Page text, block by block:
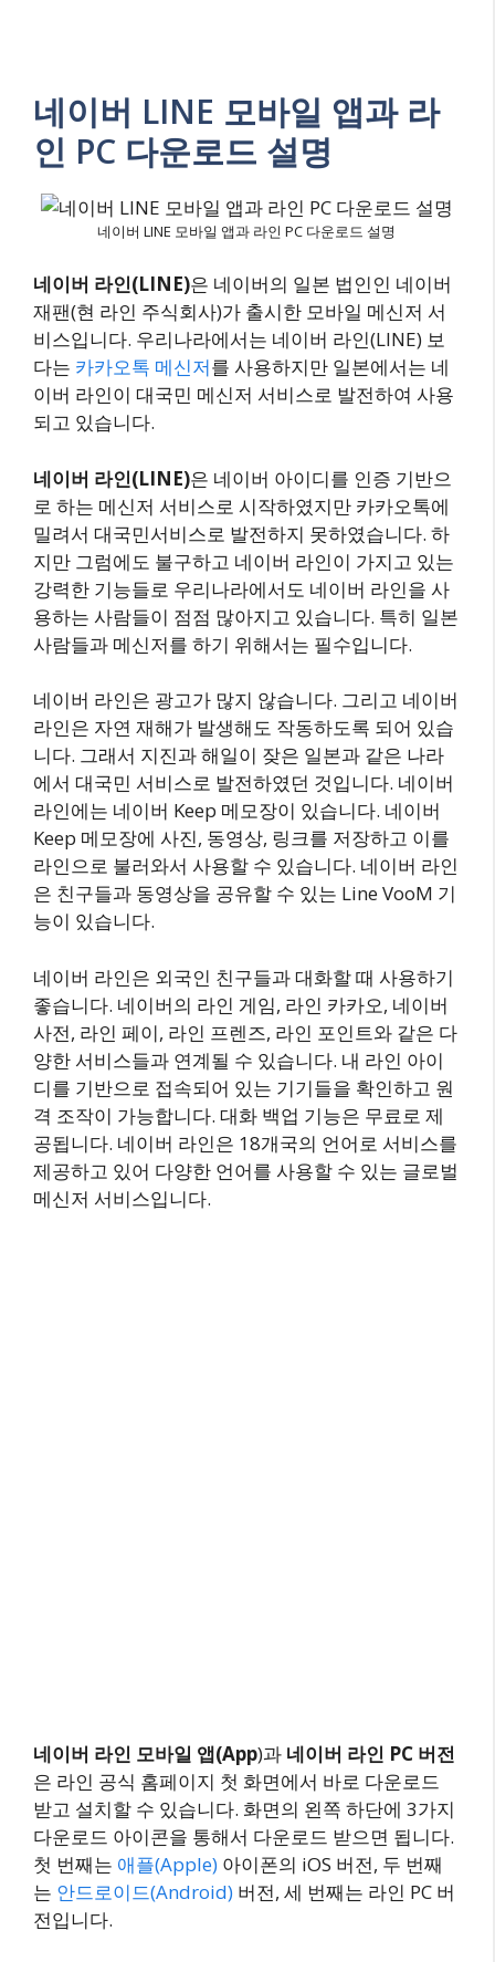
네이버 LINE 모바일 앱과 라
인 PC 다운로드 설명
네이버 LINE 모바일 앱과 라인 PC 다운로드 설명
네이버 라인(LINE)은 네이버의 일본 법인인 네이버
재팬(현 라인 주식회사)가 출시한 모바일 메신저 서
비스입니다. 우리나라에서는 네이버 라인(LINE) 보
다는 카카오톡 메신저를 사용하지만 일본에서는 네
이버 라인이 대국민 메신저 서비스로 발전하여 사용
되고 있습니다.
네이버 라인(LINE)은 네이버 아이디를 인증 기반으
로 하는 메신저 서비스로 시작하였지만 카카오톡에
밀려서 대국민서비스로 발전하지 못하였습니다. 하
지만 그럼에도 불구하고 네이버 라인이 가지고 있는
강력한 기능들로 우리나라에서도 네이버 라인을 사
용하는 사람들이 점점 많아지고 있습니다. 특히 일본
사람들과 메신저를 하기 위해서는 필수입니다.
네이버 라인은 광고가 많지 않습니다. 그리고 네이버
라인은 자연 재해가 발생해도 작동하도록 되어 있습
니다. 그래서 지진과 해일이 잦은 일본과 같은 나라
에서 대국민 서비스로 발전하였던 것입니다. 네이버
라인에는 네이버 Keep 메모장이 있습니다. 네이버
Keep 메모장에 사진, 동영상, 링크를 저장하고 이를
라인으로 불러와서 사용할 수 있습니다. 네이버 라인
은 친구들과 동영상을 공유할 수 있는 Line VooM 기
능이 있습니다.
네이버 라인은 외국인 친구들과 대화할 때 사용하기
좋습니다. 네이버의 라인 게임, 라인 카카오, 네이버
사전, 라인 페이, 라인 프렌즈, 라인 포인트와 같은 다
양한 서비스들과 연계될 수 있습니다. 내 라인 아이
디를 기반으로 접속되어 있는 기기들을 확인하고 원
격 조작이 가능합니다. 대화 백업 기능은 무료로 제
공됩니다. 네이버 라인은 18개국의 언어로 서비스를
제공하고 있어 다양한 언어를 사용할 수 있는 글로벌
메신저 서비스입니다.
네이버 라인 모바일 앱(App)과 네이버 라인 PC 버전
은 라인 공식 홈페이지 첫 화면에서 바로 다운로드
받고 설치할 수 있습니다. 화면의 왼쪽 하단에 3가지
다운로드 아이콘을 통해서 다운로드 받으면 됩니다.
첫 번째는 애플(Apple) 아이폰의 iOS 버전, 두 번째
는 안드로이드(Android) 버전, 세 번째는 라인 PC 버
전입니다.